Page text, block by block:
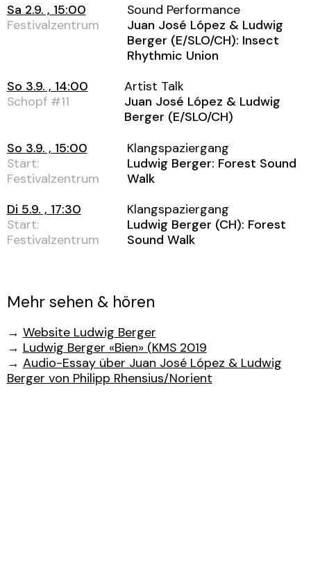
Sa 2.9. , 15:00
Festivalzentrum
Sound Performance
Juan José López & Ludwig
Berger (E/SLO/CH): Insect
Rhythmic Union
So 3.9. , 14:00
Schopf #11
Artist Talk
Juan José López & Ludwig
Berger (E/SLO/CH)
So 3.9. , 15:00
Start:
Festivalzentrum
Klangspaziergang
Ludwig Berger: Forest Sound
Walk
Di 5.9. , 17:30
Start:
Festivalzentrum
Klangspaziergang
Ludwig Berger (CH): Forest
Sound Walk
Mehr sehen & hören
→ Website Ludwig Berger
→ Ludwig Berger «Bien» (KMS 2019
→ Audio-Essay über Juan José López & Ludwig
Berger von Philipp Rhensius/Norient